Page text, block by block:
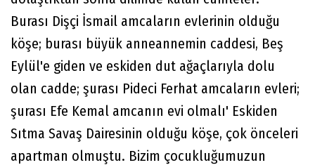
Burası Dişçi İsmail amcaların evlerinin olduğu
köşe; burası büyük anneannemin caddesi, Beş
Eylül'e giden ve eskiden dut ağaçlarıyla dolu
olan cadde; şurası Pideci Ferhat amcaların evleri;
şurası Efe Kemal amcanın evi olmalı' Eskiden
Sıtma Savaş Dairesinin olduğu köşe, çok önceleri
apartman olmuştu. Bizim çocukluğumuzun